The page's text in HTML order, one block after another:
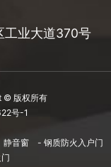
工业大道370号
© 版权所有
号-1
静音窗
- 钢质防火入户门